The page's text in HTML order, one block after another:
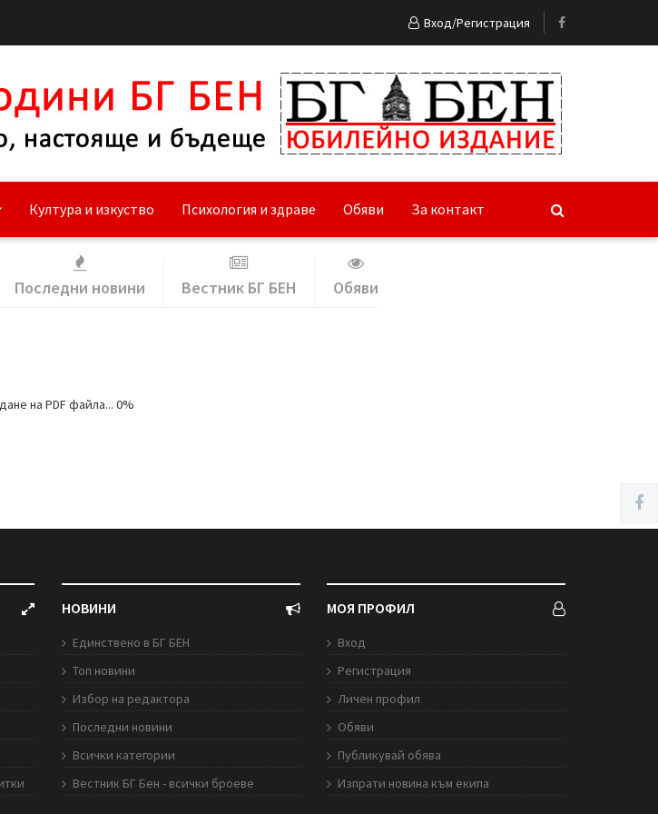
Вход/Регистрация
Култура и изкуство Психология и здраве Обяви За контакт
Последни новини Вестник БГ БЕН Обяви
на PDF файла... 0%
НОВИНИ
Единствено в БГ БЕН
Топ новини
Избор на редактора
Последни новини
Всички категории
Вестник БГ Бен - всички броеве
МОЯ ПРОФИЛ
Вход
Регистрация
Личен профил
Обяви
Публикувай обява
Изпрати новина към екипа